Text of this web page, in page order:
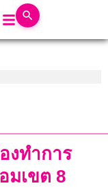
งทำการ
มเขต 8